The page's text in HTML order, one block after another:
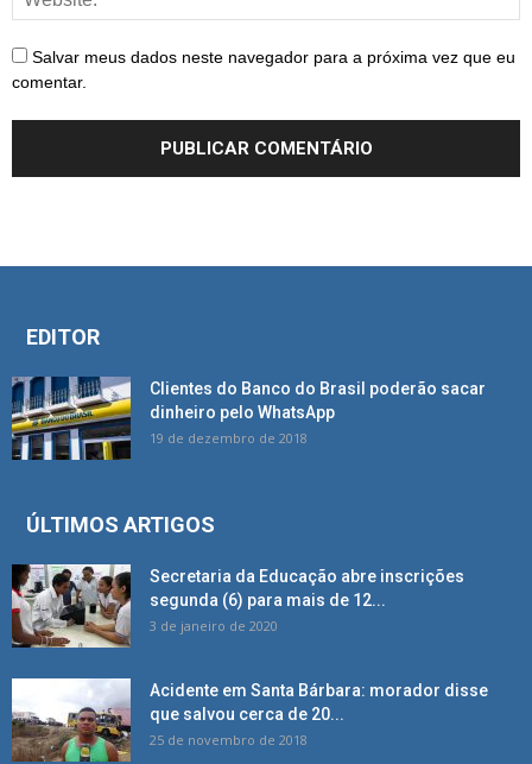
Salvar meus dados neste navegador para a próxima vez que eu
comentar.
EDITOR
Clientes do Banco do Brasil poderão sacar
dinheiro pelo WhatsApp
19 de dezembro de 2018
ÚLTIMOS ARTIGOS
Secretaria da Educação abre inscrições
segunda (6) para mais de 12...
3 de janeiro de 2020
Acidente em Santa Bárbara: morador disse
que salvou cerca de 20...
25 de novembro de 2018